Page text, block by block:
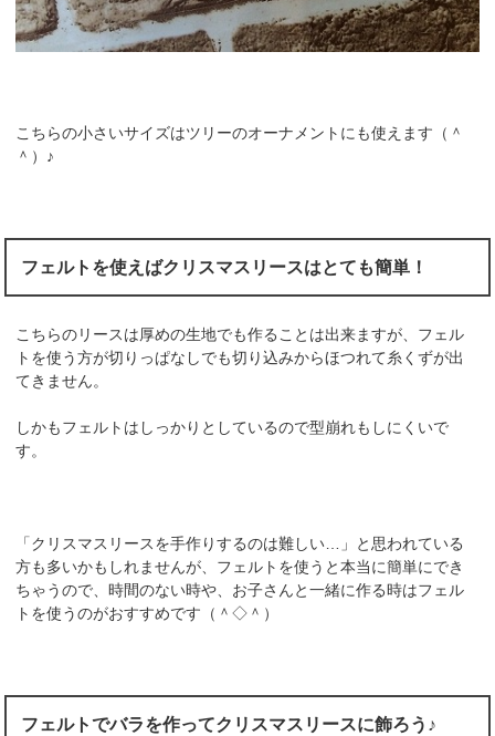
こちらの小さいサイズはツリーのオーナメントにも使えます（＾
＾）♪
フェルトを使えばクリスマスリースはとても簡単！
こちらのリースは厚めの生地でも作ることは出来ますが、フェル
トを使う方が切りっぱなしでも切り込みからほつれて糸くずが出
てきません。
しかもフェルトはしっかりとしているので型崩れもしにくいで
す。
「クリスマスリースを手作りするのは難しい…」と思われている
方も多いかもしれませんが、フェルトを使うと本当に簡単にでき
ちゃうので、時間のない時や、お子さんと一緒に作る時はフェル
トを使うのがおすすめです（＾◇＾）
フェルトでバラを作ってクリスマスリースに飾ろう♪